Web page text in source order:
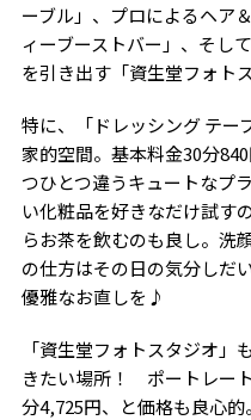
ーブル」、プロによるヘア
ィーブーストバー」、そし
を引き出す「資生堂フォト
特に、「ドレッシング テー
家的空間。基本料金30分
つひとつ違うキュートなプ
い化粧品を好きなだけ試す
らお茶を飲むのも良し。洗
の仕方はその日の気分しだ
優雅なお直しを♪
「資生堂フォトスタジオ
きたい場所！ ポートレー
分4,725円、と価格も良心